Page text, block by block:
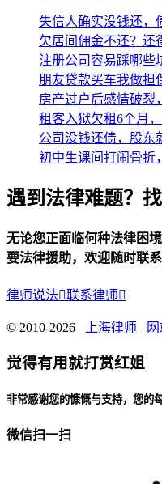
失信人确实没钱还，
欠居间佣金不还？还
注册公司容易踩哪些
朋友贷款买车我做担
房产过户后感情破裂
租客入狱欠租6个月
公司没钱还债，股东
初中生课间打闹骨折
遇到法律难题？
无论您正面临何种法律困
要法律援助，欢迎随时联系
律师说法联系律师
© 2010-2026 上海律师
觉得有用就打赏红姐
非常感谢您的慷慨与支持，您的
微信扫一扫